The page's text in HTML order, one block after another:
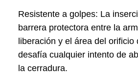
Resistente a golpes: La
barrera protectora entre la
liberación y el área del orificio
desafía cualquier intento de
la cerradura.